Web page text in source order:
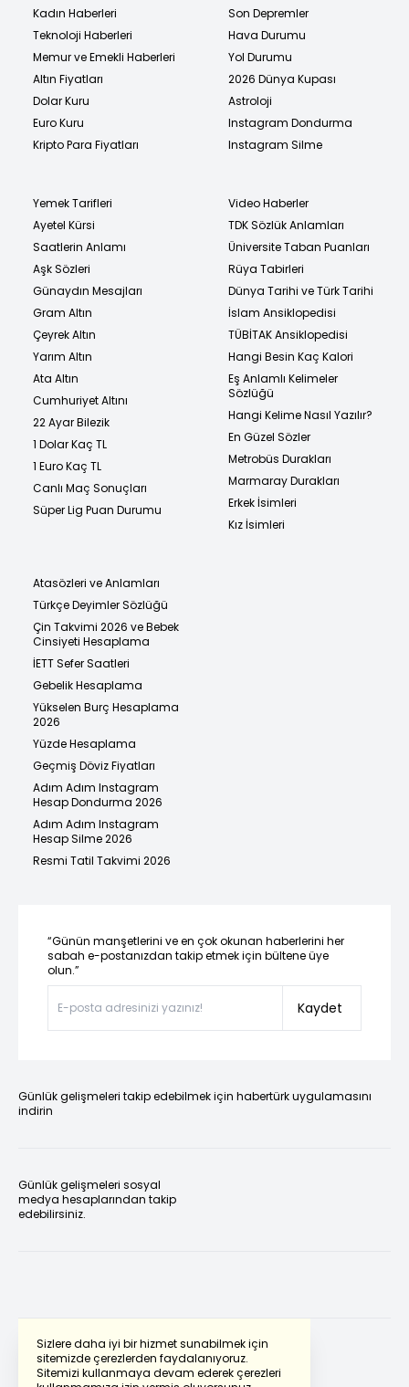
Sizlere daha iyi bir hizmet sunabilmek için
sitemizde çerezlerden faydalanıyoruz.
Sitemizi kullanmaya devam ederek çerezleri
Kadın Haberleri
Teknoloji Haberleri
Memur ve Emekli Haberleri
Altın Fiyatları
Dolar Kuru
Euro Kuru
Kripto Para Fiyatları
Son Depremler
Hava Durumu
Yol Durumu
2026 Dünya Kupası
Astroloji
Instagram Dondurma
Instagram Silme
Yemek Tarifleri
Ayetel Kürsi
Saatlerin Anlamı
Aşk Sözleri
Günaydın Mesajları
Gram Altın
Çeyrek Altın
Yarım Altın
Ata Altın
Cumhuriyet Altını
22 Ayar Bilezik
1 Dolar Kaç TL
1 Euro Kaç TL
Canlı Maç Sonuçları
Süper Lig Puan Durumu
Video Haberler
TDK Sözlük Anlamları
Üniversite Taban Puanları
Rüya Tabirleri
Dünya Tarihi ve Türk Tarihi
İslam Ansiklopedisi
TÜBİTAK Ansiklopedisi
Hangi Besin Kaç Kalori
Eş Anlamlı Kelimeler
Sözlüğü
Hangi Kelime Nasıl Yazılır?
En Güzel Sözler
Metrobüs Durakları
Marmaray Durakları
Erkek İsimleri
Kız İsimleri
Atasözleri ve Anlamları
Türkçe Deyimler Sözlüğü
Çin Takvimi 2026 ve Bebek
Cinsiyeti Hesaplama
İETT Sefer Saatleri
Gebelik Hesaplama
Yükselen Burç Hesaplama
2026
Yüzde Hesaplama
Geçmiş Döviz Fiyatları
Adım Adım Instagram
Hesap Dondurma 2026
Adım Adım Instagram
Hesap Silme 2026
Resmi Tatil Takvimi 2026
“Günün manşetlerini ve en çok okunan haberlerini her
sabah e-postanızdan takip etmek için bültene üye
olun.”
Kaydet
Günlük gelişmeleri takip edebilmek için habertürk uygulamasını
indirin
Günlük gelişmeleri sosyal
medya hesaplarından takip
edebilirsiniz.
Powered by Translate